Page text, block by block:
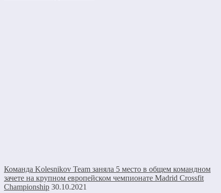
Команда Kolesnikov Team заняла 5 место в общем командном
зачете на крупном европейском чемпионате Madrid Crossfit
Championship 30.10.2021